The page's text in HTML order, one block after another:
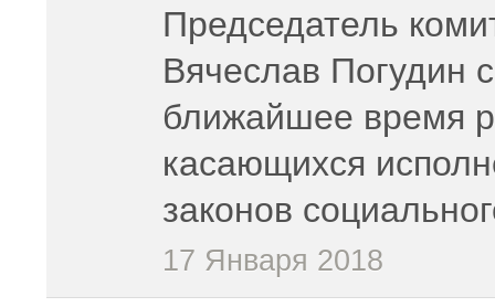
Председатель
Вячеслав Погудин
ближайшее время
касающихся
законов
17 Января 2018